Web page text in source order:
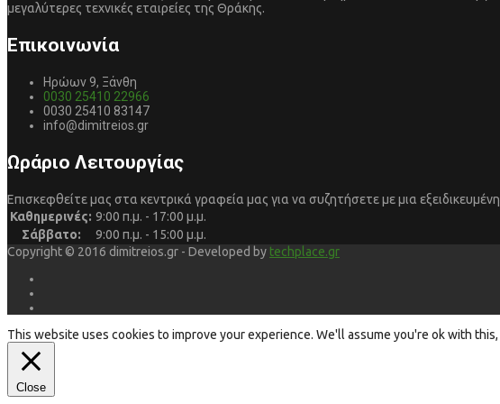
μεγαλύτερες τεχνικές εταιρείες της Θράκης.
Επικοινωνία
Ηρώων 9, Ξάνθη
0030 25410 22966
0030 25410 83147
info@dimitreios.gr
Ωράριο Λειτουργίας
Επισκεφθείτε μας στα κεντρικά γραφεία μας για να συζητήσετε με μια
Καθημερινές: 9:00 π.μ. - 17:00 μ.μ.
Σάββατο:
9:00 π.μ. - 15:00 μ.μ.
Copyright © 2016 dimitreios.gr - Developed by techplace.gr
This website uses cookies to improve your experience. We'll assume you're ok with
Close